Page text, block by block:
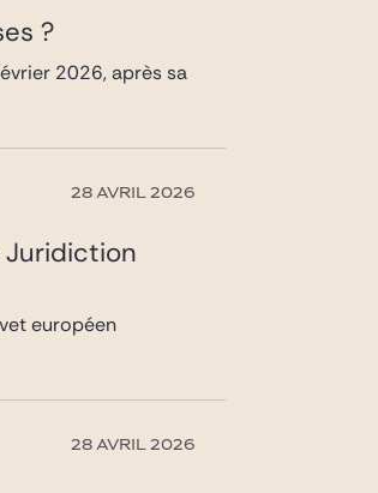
?
2026, après sa
28 AVRIL 2026
Juridiction
européen
28 AVRIL 2026